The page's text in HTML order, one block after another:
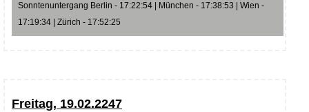
Sonntenuntergang Berlin - 17:22:54 | München - 17:38:53 | Wien -
17:19:34 | Zürich - 17:52:25
Freitag, 19.02.2247